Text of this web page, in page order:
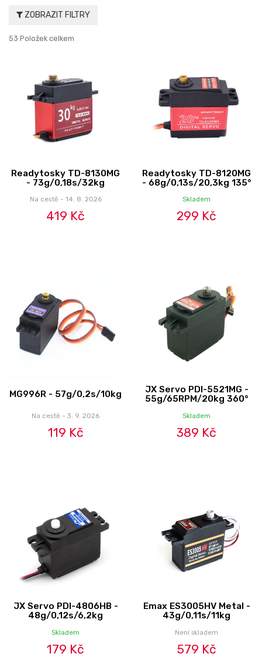
ZOBRAZIT FILTRY
53 Položek celkem
Readytosky TD-8130MG
- 73g/0,18s/32kg
Na cestě - 14. 8. 2026
419 Kč
Readytosky TD-8120MG
- 68g/0,13s/20,3kg 135°
Skladem
299 Kč
MG996R - 57g/0,2s/10kg
Na cestě - 3. 9. 2026
119 Kč
JX Servo PDI-5521MG -
55g/65RPM/20kg 360°
Skladem
389 Kč
JX Servo PDI-4806HB -
48g/0,12s/6,2kg
Skladem
179 Kč
Emax ES3005HV Metal -
43g/0,11s/11kg
Není skladem
579 Kč